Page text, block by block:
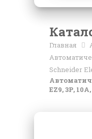
Главная
Schneider
EZ9, 3Р,